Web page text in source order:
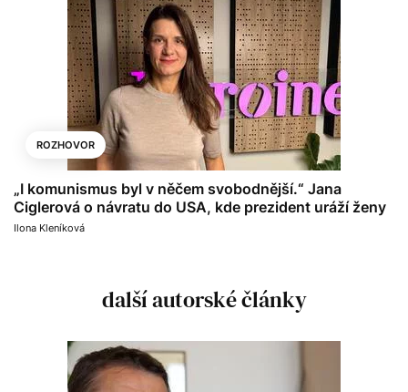
ROZHOVOR
„I komunismus byl v něčem svobodnější.“ Jana
Ciglerová o návratu do USA, kde prezident uráží ženy
Ilona Kleníková
další autorské články